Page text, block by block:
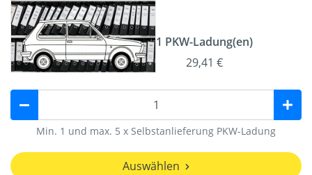
1 PKW-Ladung(en)
29,41 €
Min. 1 und max. 5 x Selbstanlieferung PKW-Ladung
Auswählen